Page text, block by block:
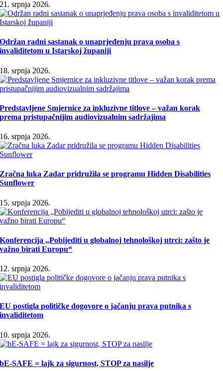
21. srpnja 2026.
Održan radni sastanak o unaprjeđenju prava osoba s
invaliditetom u Istarskoj županiji
18. srpnja 2026.
Predstavljene Smjernice za inkluzivne titlove – važan korak
prema pristupačnijim audiovizualnim sadržajima
16. srpnja 2026.
Zračna luka Zadar pridružila se programu Hidden Disabilities
Sunflower
15. srpnja 2026.
Konferencija „Pobijediti u globalnoj tehnološkoj utrci: zašto je
važno birati Europu“
12. srpnja 2026.
EU postigla političke dogovore o jačanju prava putnika s
invaliditetom
10. srpnja 2026.
bE-SAFE = lajk za sigurnost, STOP za nasilje